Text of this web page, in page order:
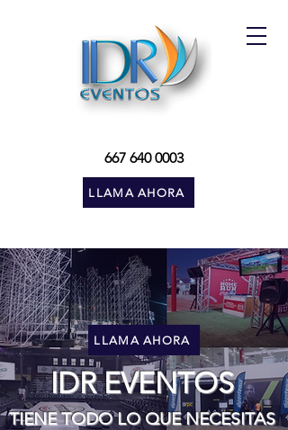
LLAMA AHORA
667 640 0003
LLAMA AHORA
IDR EVENTOS
TIENE TODO LO QUE NECESITAS